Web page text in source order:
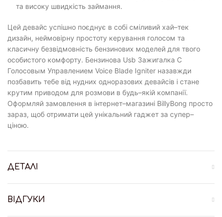
та високу швидкість займання.
Цей девайс успішно поєднує в собі сміливий хай–тек
дизайн, неймовірну простоту керування голосом та
класичну безвідмовність бензинових моделей для твого
особистого комфорту. Бензинова Usb Зажигалка С
Голосовым Управлением Voice Blade Igniter назавжди
позбавить тебе від нудних одноразових девайсів і стане
крутим приводом для розмови в будь–якій компанії.
Оформляй замовлення в інтернет–магазині BillyBong просто
зараз, щоб отримати цей унікальний гаджет за супер–
ціною.
ДЕТАЛІ
ВІДГУКИ